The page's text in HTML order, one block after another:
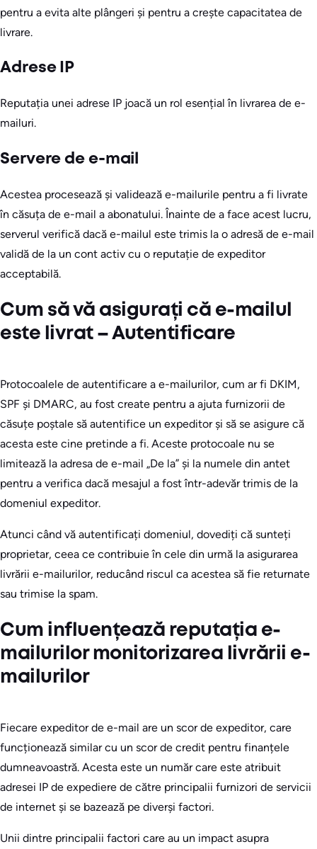
pentru a evita alte plângeri și pentru a crește capacitatea de
livrare.
Adrese IP
Reputația unei adrese IP joacă un rol esențial în livrarea de e-
mailuri.
Servere de e-mail
Acestea procesează și validează e-mailurile pentru a fi livrate
în căsuța de e-mail a abonatului. Înainte de a face acest lucru,
serverul verifică dacă e-mailul este trimis la o adresă de e-mail
validă de la un cont activ cu o reputație de expeditor
acceptabilă.
Cum să vă asigurați că e-mailul
este livrat – Autentificare
Protocoalele de autentificare a e-mailurilor, cum ar fi DKIM,
SPF și DMARC, au fost create pentru a ajuta furnizorii de
căsuțe poștale să autentifice un expeditor și să se asigure că
acesta este cine pretinde a fi. Aceste protocoale nu se
limitează la adresa de e-mail „De la” și la numele din antet
pentru a verifica dacă mesajul a fost într-adevăr trimis de la
domeniul expeditor.
Atunci când vă autentificați domeniul, dovediți că sunteți
proprietar, ceea ce contribuie în cele din urmă la asigurarea
livrării e-mailurilor, reducând riscul ca acestea să fie returnate
sau trimise la spam.
Cum influențează reputația e-
mailurilor monitorizarea livrării e-
mailurilor
Fiecare expeditor de e-mail are un scor de expeditor, care
funcționează similar cu un scor de credit pentru finanțele
dumneavoastră. Acesta este un număr care este atribuit
adresei IP de expediere de către principalii furnizori de servicii
de internet și se bazează pe diverși factori.
Unii dintre principalii factori care au un impact asupra